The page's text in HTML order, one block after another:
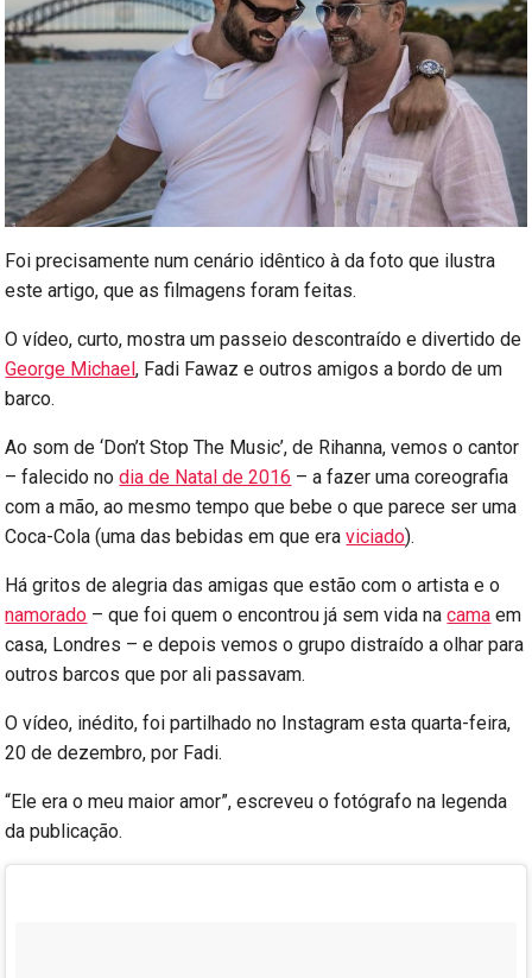
Foi precisamente num cenário idêntico à da foto que ilustra
este artigo, que as filmagens foram feitas.
O vídeo, curto, mostra um passeio descontraído e divertido de
George Michael, Fadi Fawaz e outros amigos a bordo de um
barco.
Ao som de ‘Don’t Stop The Music’, de Rihanna, vemos o cantor
– falecido nodia de Natal de 2016 – a fazer uma coreografia
com a mão, ao mesmo tempo que bebe o que parece ser uma
Coca-Cola (uma das bebidas em que eraviciado).
Há gritos de alegria das amigas que estão com o artista e o
namorado – que foi quem o encontrou já sem vida nacama em
casa, Londres – e depois vemos o grupo distraído a olhar para
outros barcos que por ali passavam.
O vídeo, inédito, foi partilhado no Instagram esta quarta-feira,
20 de dezembro, por Fadi.
“Ele era o meu maior amor”, escreveu o fotógrafo na legenda
da publicação.